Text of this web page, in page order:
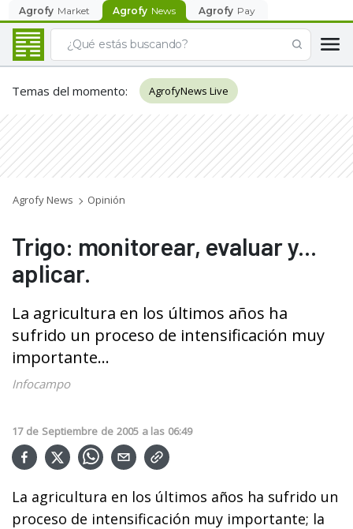
Agrofy Market Agrofy News Agrofy Pay
Temas del momento: AgrofyNews Live
Agrofy News Opinión
Trigo: monitorear, evaluar y...
aplicar.
La agricultura en los últimos años ha
sufrido un proceso de intensificación muy
importante...
Infocampo
17 de Septiembre de 2005 a las 06:49
La agricultura en los últimos años ha sufrido un
proceso de intensificación muy importante; la